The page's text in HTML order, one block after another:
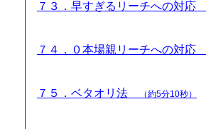
７３．早すぎるリーチへの対応
７４．０本場親リーチへの対応
７５．ベタオリ法 （約5分10秒）